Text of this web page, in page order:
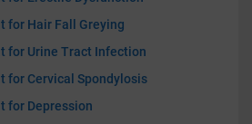
for Hair Fall Greying
for Urine Tract Infection
for Cervical Spondylosis
for Depression